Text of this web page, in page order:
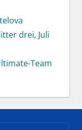
drei, Juli
Team